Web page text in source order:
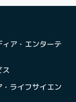
ア・エンターテ
ス
ライフサイエン